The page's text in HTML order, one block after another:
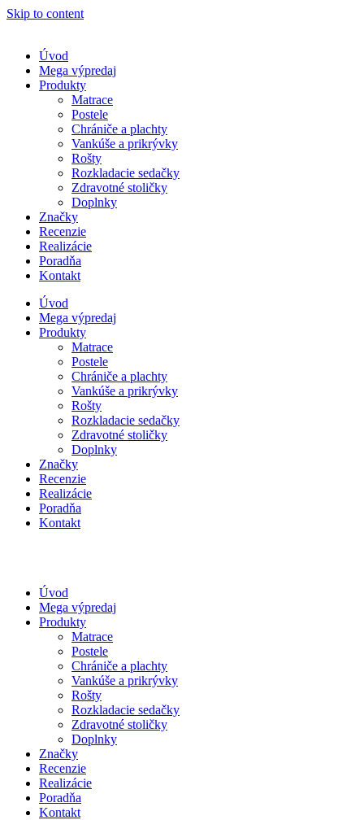
Skip to content
Úvod
Mega výpredaj
Produkty
Matrace
Postele
Chrániče a plachty
Vankúše a prikrývky
Rošty
Rozkladacie sedačky
Zdravotné stoličky
Doplnky
Značky
Recenzie
Realizácie
Poradňa
Kontakt
Úvod
Mega výpredaj
Produkty
Matrace
Postele
Chrániče a plachty
Vankúše a prikrývky
Rošty
Rozkladacie sedačky
Zdravotné stoličky
Doplnky
Značky
Recenzie
Realizácie
Poradňa
Kontakt
Úvod
Mega výpredaj
Produkty
Matrace
Postele
Chrániče a plachty
Vankúše a prikrývky
Rošty
Rozkladacie sedačky
Zdravotné stoličky
Doplnky
Značky
Recenzie
Realizácie
Poradňa
Kontakt